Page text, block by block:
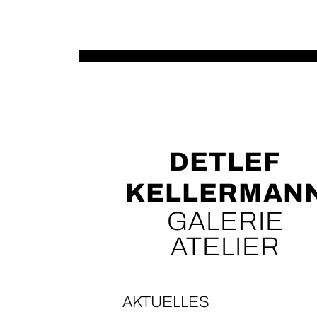
DETLEF
GALERIE
ATELIER
AKTUELLES